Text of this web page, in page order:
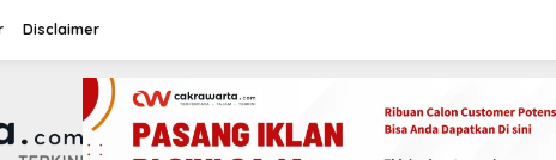
Disclaimer